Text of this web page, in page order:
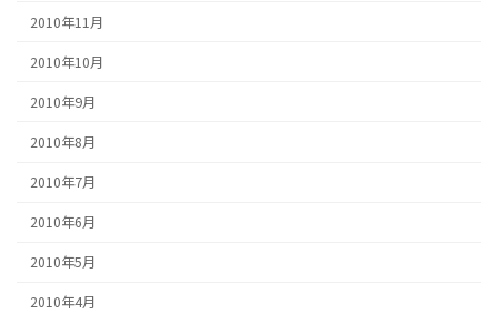
2010年11月
2010年10月
2010年9月
2010年8月
2010年7月
2010年6月
2010年5月
2010年4月